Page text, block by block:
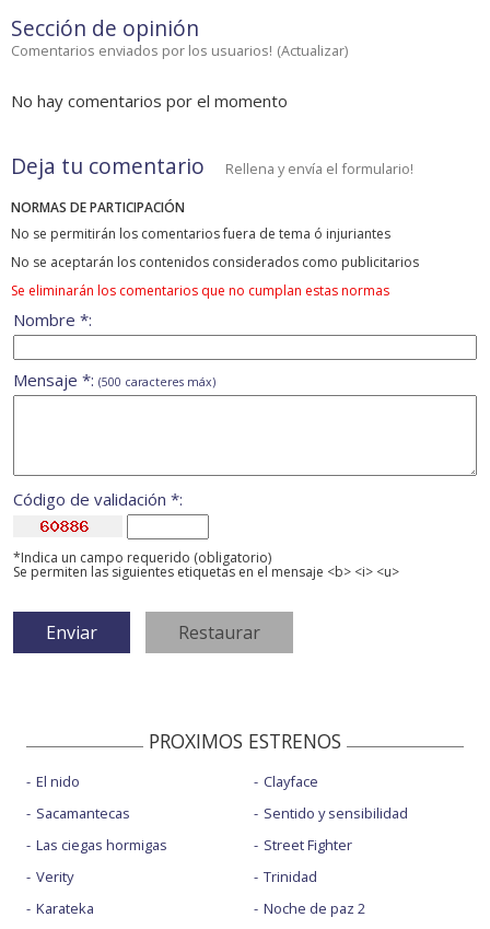
Sección de opinión
Comentarios enviados por los usuarios! (Actualizar)
No hay comentarios por el momento
Deja tu comentario Rellena y envía el formulario!
NORMAS DE PARTICIPACIÓN
No se permitirán los comentarios fuera de tema ó injuriantes
No se aceptarán los contenidos considerados como publicitarios
Se eliminarán los comentarios que no cumplan estas normas
Nombre *:
Mensaje *: (500 caracteres máx)
Código de validación *:
*Indica un campo requerido (obligatorio)
Se permiten las siguientes etiquetas en el mensaje <b> <i> <u>
PROXIMOS ESTRENOS
El nido
Sacamantecas
Las ciegas hormigas
Verity
Karateka
Clayface
Sentido y sensibilidad
Street Fighter
Trinidad
Noche de paz 2